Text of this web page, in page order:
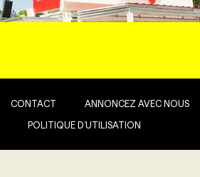
CONTACT ANNONCEZ AVEC NOUS
POLITIQUE D’UTILISATION